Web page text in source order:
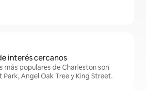
interés cercanos
más populares de Charleston son
Angel Oak Tree y King Street.